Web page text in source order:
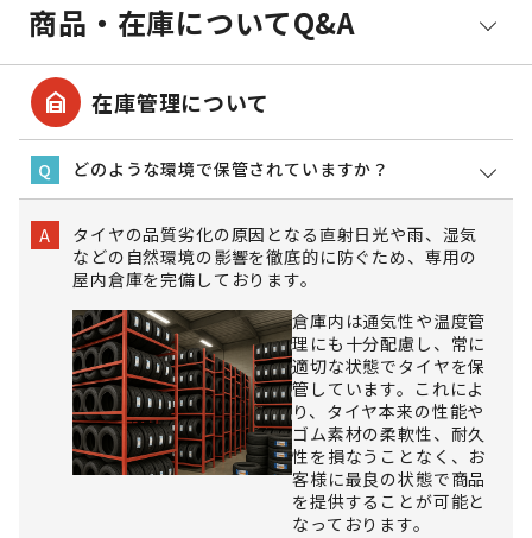
商品・在庫についてQ&A
garage_home 在庫管理について
Q どのような環境で保管されていますか？
A
タイヤの品質劣化の原因となる直射日光や雨、湿気
などの自然環境の影響を徹底的に防ぐため、専用の
屋内倉庫を完備しております。
倉庫内は通気性や温度管
理にも十分配慮し、常に
適切な状態でタイヤを保
管しています。これによ
り、タイヤ本来の性能や
ゴム素材の柔軟性、耐久
性を損なうことなく、お
客様に最良の状態で商品
を提供することが可能と
なっております。